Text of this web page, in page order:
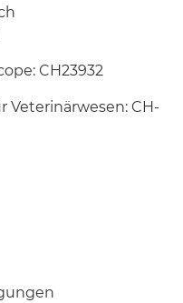
CH23932
CH-